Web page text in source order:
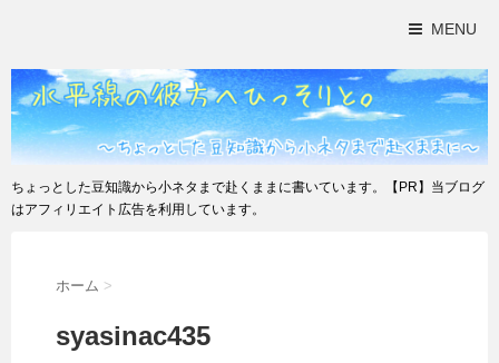
MENU
ちょっとした豆知識から小ネタまで赴くままに書いています。【PR】当ブログ
はアフィリエイト広告を利用しています。
ホーム >
syasinac435